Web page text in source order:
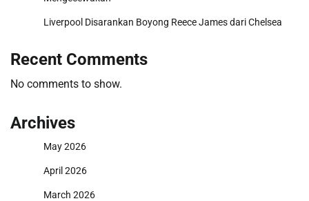
Liverpool Disarankan Boyong Reece James dari Chelsea
Recent Comments
No comments to show.
Archives
May 2026
April 2026
March 2026